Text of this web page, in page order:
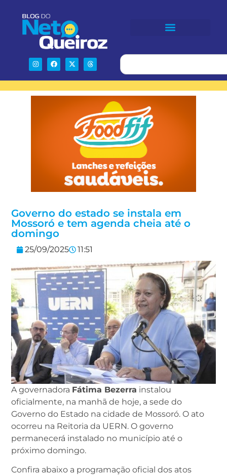
Governo do estado se instala em
Mossoró e tem agenda cheia até o
domingo
25/09/2025 11:51
A governadora Fátima Bezerra instalou
oficialmente, na manhã de hoje, a sede do
Governo do Estado na cidade de Mossoró. O ato
ocorreu na Reitoria da UERN. O governo
permanecerá instalado no município até o
próximo domingo.
Confira abaixo a programação oficial dos atos